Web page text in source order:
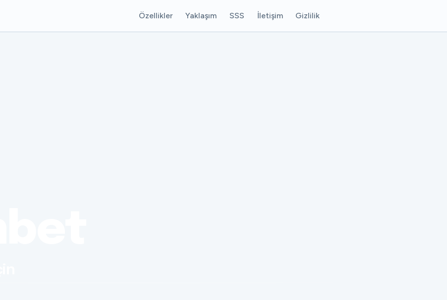
Özellikler Yaklaşım SSS İletişim Gizlilik